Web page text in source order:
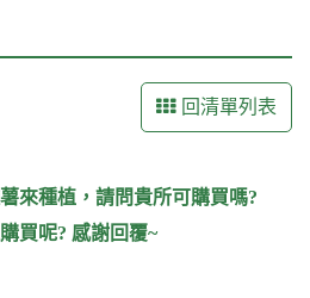
回清單列表
來種植，請問貴所可購買嗎?
買呢? 感謝回覆~